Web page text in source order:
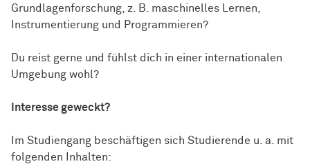
Grundlagenforschung, z. B. maschinelles Lernen,
Instrumentierung und Programmieren?
Du reist gerne und fühlst dich in einer internationalen
Umgebung wohl?
Interesse geweckt?
Im Studiengang beschäftigen sich Studierende u. a. mit
folgenden Inhalten: